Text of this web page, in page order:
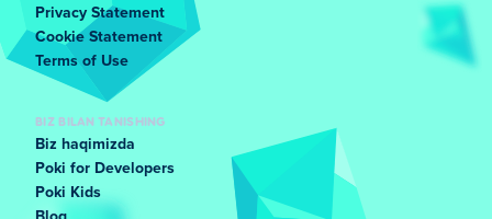
Privacy Statement
Cookie Statement
Terms of Use
BIZ BILAN TANISHING
Biz haqimizda
Poki for Developers
Poki Kids